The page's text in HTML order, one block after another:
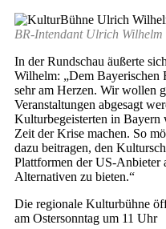
BR-Intendant Ulrich
In der Rundschau äußerte
Wilhelm: „Dem Bayerischen
sehr am Herzen. Wir wollen
Veranstaltungen abgesagt
Kulturbegeisterten in Bayern
Zeit der Krise machen. So
dazu beitragen, den
Plattformen der US-Anbieter
Alternativen zu bieten.“
Die regionale Kulturbühne
am Ostersonntag um 11 Uhr